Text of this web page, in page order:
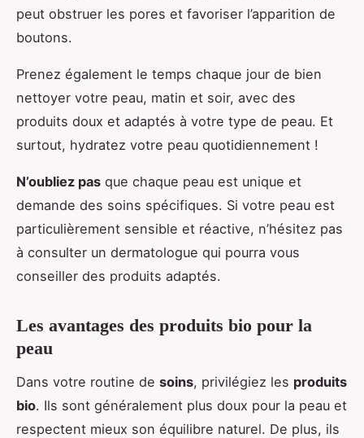
peut obstruer les pores et favoriser l’apparition de
boutons.
Prenez également le temps chaque jour de bien
nettoyer votre peau, matin et soir, avec des
produits doux et adaptés à votre type de peau. Et
surtout, hydratez votre peau quotidiennement !
N’oubliez pas que chaque peau est unique et
demande des soins spécifiques. Si votre peau est
particulièrement sensible et réactive, n’hésitez pas
à consulter un dermatologue qui pourra vous
conseiller des produits adaptés.
Les avantages des produits bio pour la
peau
Dans votre routine de soins, privilégiez les produits
bio. Ils sont généralement plus doux pour la peau et
respectent mieux son équilibre naturel. De plus, ils